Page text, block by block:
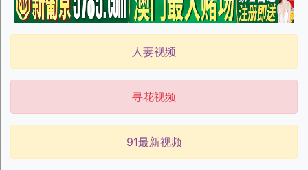
人妻视频
寻花视频
91最新视频